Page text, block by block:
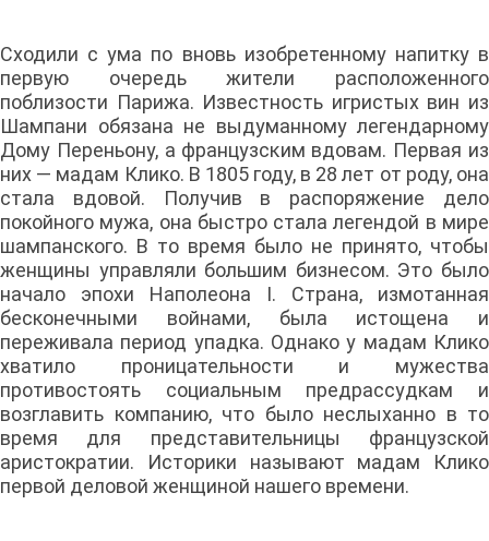
Сходили с ума по вновь изобретенному напитку в
первую очередь жители расположенного
поблизости Парижа. Известность игристых вин из
Шампани обязана не выдуманному легендарному
Дому Переньону, а французским вдовам. Первая из
них — мадам Клико. В 1805 году, в 28 лет от роду, она
стала вдовой. Получив в распоряжение дело
покойного мужа, она быстро стала легендой в мире
шампанского. В то время было не принято, чтобы
женщины управляли большим бизнесом. Это было
начало эпохи Наполеона I. Страна, измотанная
бесконечными войнами, была истощена и
переживала период упадка. Однако у мадам Клико
хватило проницательности и мужества
противостоять социальным предрассудкам и
возглавить компанию, что было неслыханно в то
время для представительницы французской
аристократии. Историки называют мадам Клико
первой деловой женщиной нашего времени.